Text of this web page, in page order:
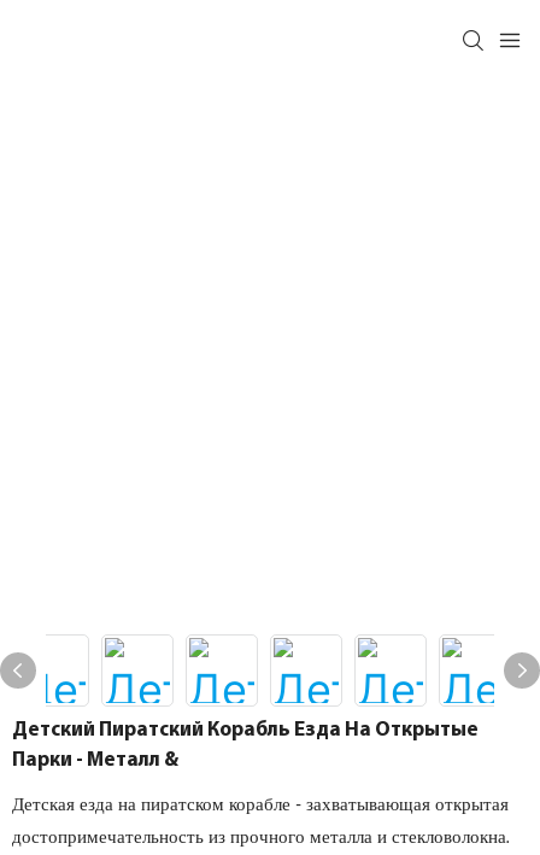
Детский Пиратский Корабль Езда На Открытые
Парки - Металл &
Детская езда на пиратском корабле - захватывающая открытая
достопримечательность из прочного металла и стекловолокна.